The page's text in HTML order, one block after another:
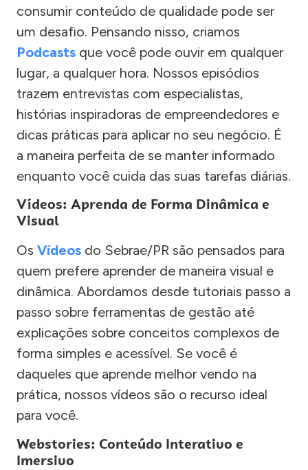
consumir conteúdo de qualidade pode ser
um desafio. Pensando nisso, criamos
Podcasts que você pode ouvir em qualquer
lugar, a qualquer hora. Nossos episódios
trazem entrevistas com especialistas,
histórias inspiradoras de empreendedores e
dicas práticas para aplicar no seu negócio. É
a maneira perfeita de se manter informado
enquanto você cuida das suas tarefas diárias.
Vídeos: Aprenda de Forma Dinâmica e
Visual
Os Vídeos do Sebrae/PR são pensados para
quem prefere aprender de maneira visual e
dinâmica. Abordamos desde tutoriais passo a
passo sobre ferramentas de gestão até
explicações sobre conceitos complexos de
forma simples e acessível. Se você é
daqueles que aprende melhor vendo na
prática, nossos vídeos são o recurso ideal
para você.
Webstories: Conteúdo Interativo e
Imersivo